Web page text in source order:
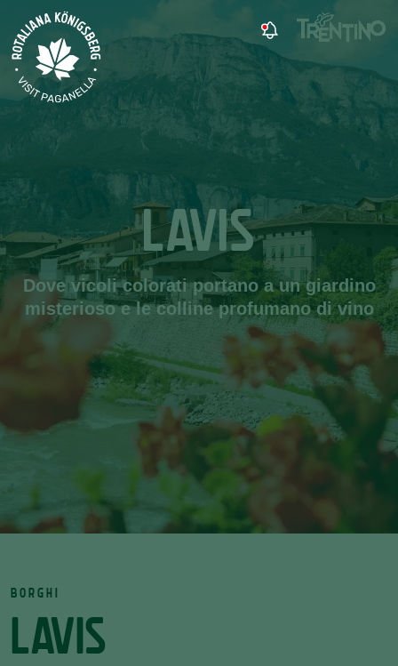
LAVIS
Dove vicoli colorati portano a un giardino
misterioso e le colline profumano di vino
LAVIS
BORGHI